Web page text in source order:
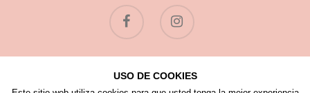
© 2026 Flores Silvestres.
USO DE COOKIES